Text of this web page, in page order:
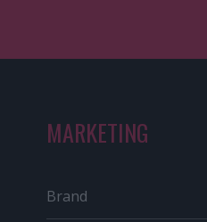
MARKETING
Brand